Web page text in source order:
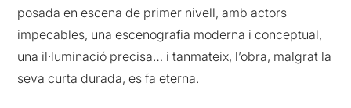
posada en escena de primer nivell, amb actors
impecables, una escenografia moderna i conceptual,
una il·luminació precisa… i tanmateix, l’obra, malgrat la
seva curta durada, es fa eterna.